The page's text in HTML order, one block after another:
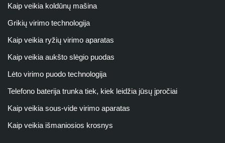
Kaip veikia koldūnų mašina
Grikių virimo technologija
Kaip veikia ryžių virimo aparatas
Kaip veikia aukšto slėgio puodas
Lėto virimo puodo technologija
Telefono baterija trunka tiek, kiek leidžia jūsų įpročiai
Kaip veikia sous-vide virimo aparatas
Kaip veikia išmaniosios krosnys